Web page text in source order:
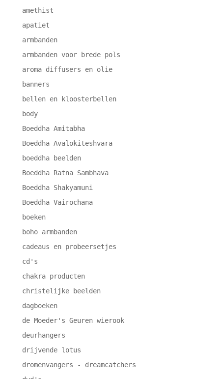
amethist
apatiet
armbanden
armbanden voor brede pols
aroma diffusers en olie
banners
bellen en kloosterbellen
body
Boeddha Amitabha
Boeddha Avalokiteshvara
boeddha beelden
Boeddha Ratna Sambhava
Boeddha Shakyamuni
Boeddha Vairochana
boeken
boho armbanden
cadeaus en probeersetjes
cd's
chakra producten
christelijke beelden
dagboeken
de Moeder's Geuren wierook
deurhangers
drijvende lotus
dromenvangers - dreamcatchers